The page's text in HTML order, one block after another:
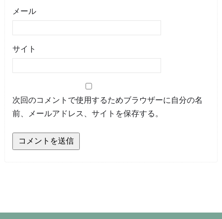
メール
サイト
次回のコメントで使用するためブラウザーに自分の名
前、メールアドレス、サイトを保存する。